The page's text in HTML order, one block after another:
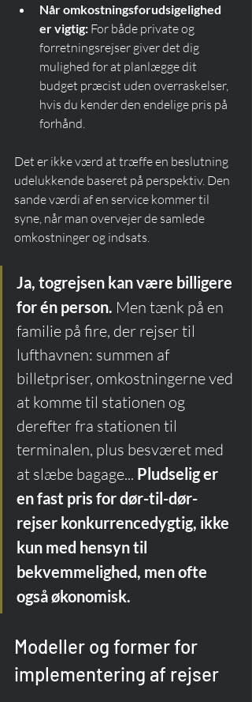
Når omkostningsforudsigelighed
er vigtig: For både private og
forretningsrejser giver det dig
mulighed for at planlægge dit
budget præcist uden overraskelser,
hvis du kender den endelige pris på
forhånd.
Det er ikke værd at træffe en beslutning
udelukkende baseret på perspektiv. Den
sande værdi af en service kommer til
syne, når man overvejer de samlede
omkostninger og indsats.
Ja, togrejsen kan være billigere
for én person. Men tænk på en
familie på fire, der rejser til
lufthavnen: summen af
billetpriser, omkostningerne ved
at komme til stationen og
derefter fra stationen til
terminalen, plus besværet med
at slæbe bagage... Pludselig er
en fast pris for dør-til-dør-
rejser konkurrencedygtig, ikke
kun med hensyn til
bekvemmelighed, men ofte
også økonomisk.
Modeller og former for
implementering af rejser